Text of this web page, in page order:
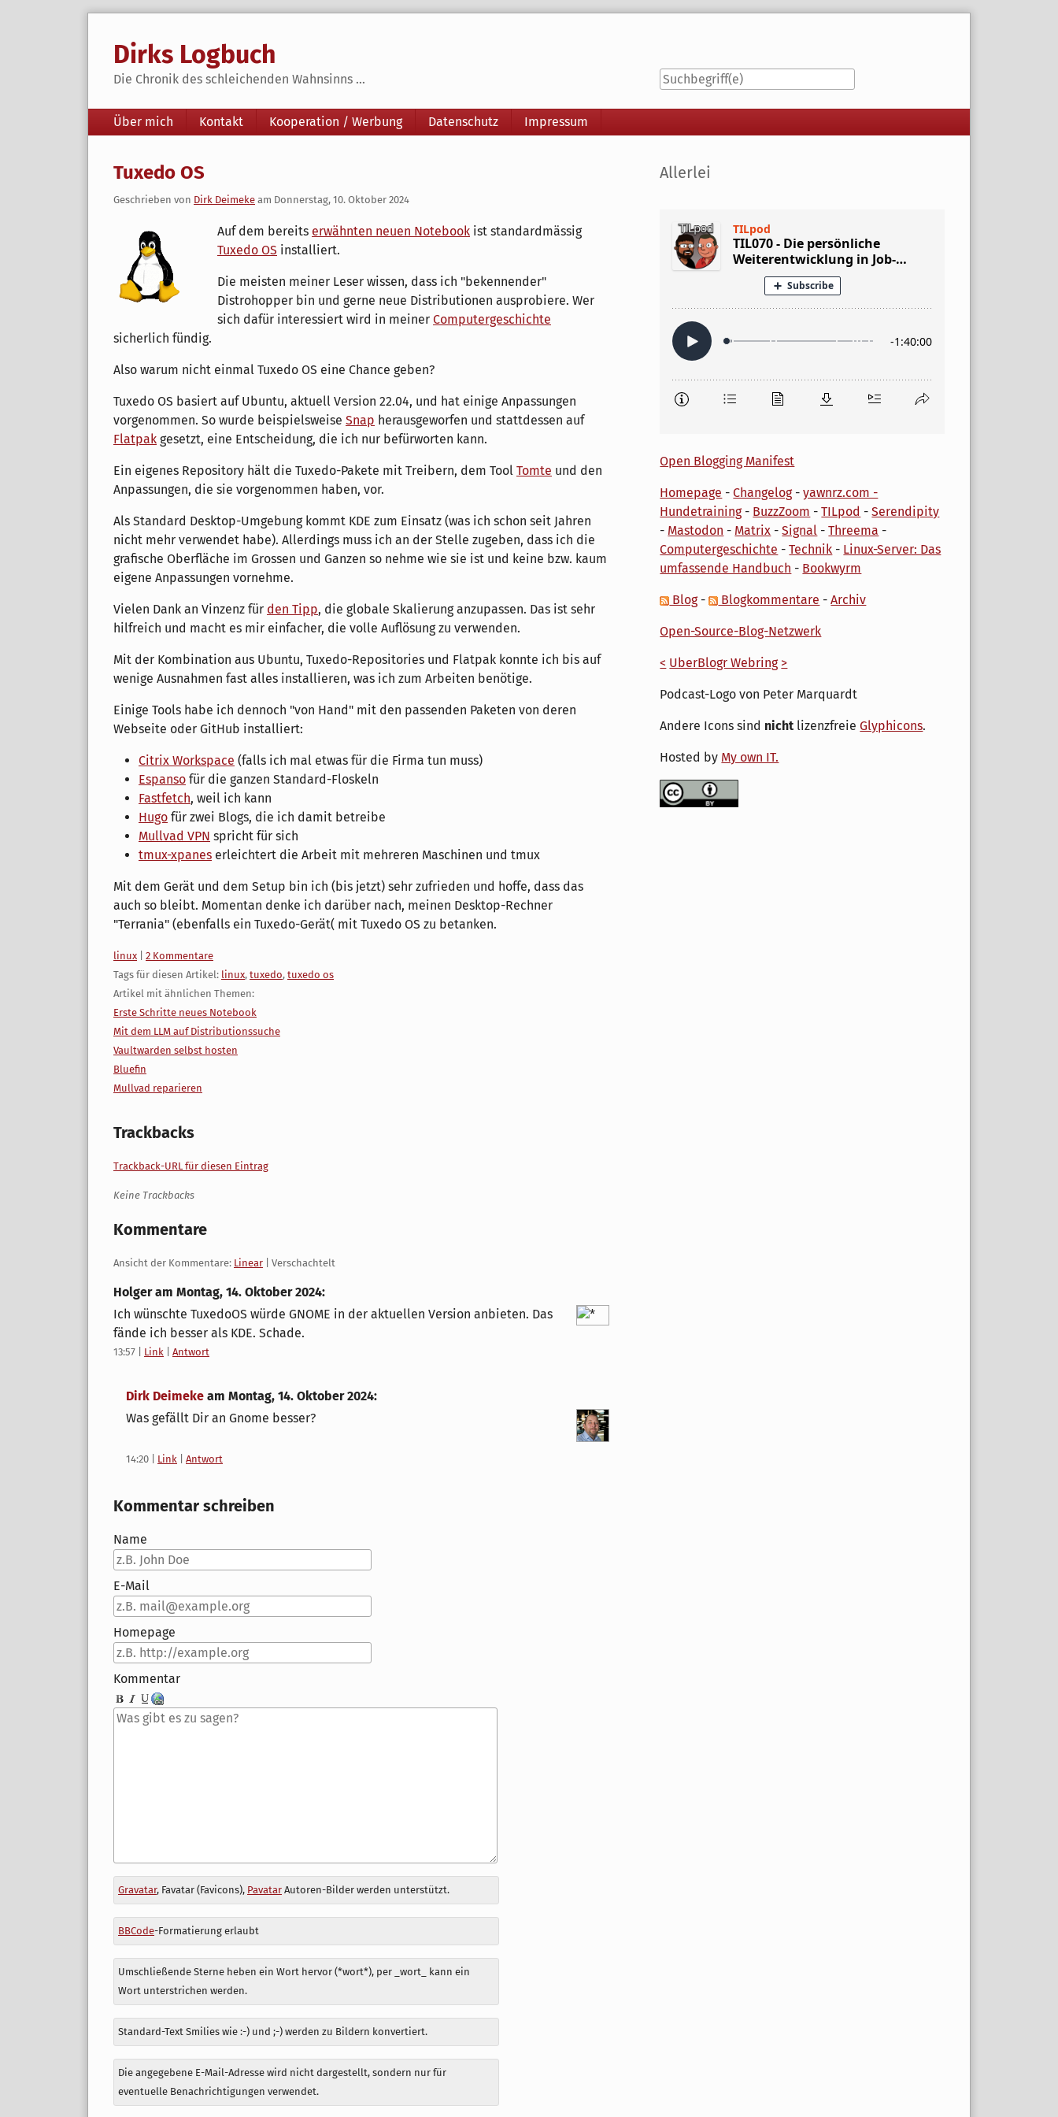
Dirks Logbuch
Die Chronik des schleichenden Wahnsinns ...
Navigation
Über mich Kontakt Kooperation / Werbung Datenschutz Impressum
Tuxedo OS
Geschrieben von Dirk Deimeke am Donnerstag, 10. Oktober 2024
Auf dem bereits erwähnten neuen Notebook ist standardmässig
Tuxedo OS installiert.
Die meisten meiner Leser wissen, dass ich "bekennender"
Distrohopper bin und gerne neue Distributionen ausprobiere. Wer
sich dafür interessiert wird in meiner Computergeschichte
sicherlich fündig.
Also warum nicht einmal Tuxedo OS eine Chance geben?
Tuxedo OS basiert auf Ubuntu, aktuell Version 22.04, und hat einige Anpassungen
vorgenommen. So wurde beispielsweise Snap herausgeworfen und stattdessen auf
Flatpak gesetzt, eine Entscheidung, die ich nur befürworten kann.
Ein eigenes Repository hält die Tuxedo-Pakete mit Treibern, dem Tool Tomte und den
Anpassungen, die sie vorgenommen haben, vor.
Als Standard Desktop-Umgebung kommt KDE zum Einsatz (was ich schon seit Jahren
nicht mehr verwendet habe). Allerdings muss ich an der Stelle zugeben, dass ich die
grafische Oberfläche im Grossen und Ganzen so nehme wie sie ist und keine bzw. kaum
eigene Anpassungen vornehme.
Vielen Dank an Vinzenz für den Tipp, die globale Skalierung anzupassen. Das ist sehr
hilfreich und macht es mir einfacher, die volle Auflösung zu verwenden.
Mit der Kombination aus Ubuntu, Tuxedo-Repositories und Flatpak konnte ich bis auf
wenige Ausnahmen fast alles installieren, was ich zum Arbeiten benötige.
Einige Tools habe ich dennoch "von Hand" mit den passenden Paketen von deren
Webseite oder GitHub installiert:
Citrix Workspace (falls ich mal etwas für die Firma tun muss)
Espanso für die ganzen Standard-Floskeln
Fastfetch, weil ich kann
Hugo für zwei Blogs, die ich damit betreibe
Mullvad VPN spricht für sich
tmux-xpanes erleichtert die Arbeit mit mehreren Maschinen und tmux
Mit dem Gerät und dem Setup bin ich (bis jetzt) sehr zufrieden und hoffe, dass das
auch so bleibt. Momentan denke ich darüber nach, meinen Desktop-Rechner
"Terrania" (ebenfalls ein Tuxedo-Gerät( mit Tuxedo OS zu betanken.
Kategorien:
linux
2 Kommentare
Tags für diesen Artikel: linux, tuxedo, tuxedo os
Artikel mit ähnlichen Themen:
Erste Schritte neues Notebook
Mit dem LLM auf Distributionssuche
Vaultwarden selbst hosten
Bluefin
Mullvad reparieren
Trackbacks
Trackback-URL für diesen Eintrag
Keine Trackbacks
Kommentare
Ansicht der Kommentare: Linear | Verschachtelt
Holger am Montag, 14. Oktober 2024:
Ich wünschte TuxedoOS würde GNOME in der aktuellen Version anbieten. Das
fände ich besser als KDE. Schade.
13:57 Link Antwort
Dirk Deimeke am Montag, 14. Oktober 2024:
Was gefällt Dir an Gnome besser?
14:20 Link Antwort
Kommentar schreiben
Name
E-Mail
Homepage
Kommentar
Antwort
zu
Gravatar, Favatar (Favicons), PavatarAutoren-Bilder werden unterstützt.
BBCode-Formatierung erlaubt
Umschließende Sterne heben ein Wort hervor (*wort*), per _wort_ kann ein
Wort unterstrichen werden.
Standard-Text Smilies wie :-) und ;-) werden zu Bildern konvertiert.
Die angegebene E-Mail-Adresse wird nicht dargestellt, sondern nur für
eventuelle Benachrichtigungen verwendet.
Seitenleiste
Allerlei
Open Blogging Manifest
Homepage -Changelog-yawnrz.com -
Hundetraining- BuzzZoom -TILpod -Serendipity
- Mastodon - Matrix -Signal -Threema -
Computergeschichte -Technik - Linux-Server: Das
umfassende Handbuch - Bookwyrm
Blog- Blogkommentare -Archiv
Open-Source-Blog-Netzwerk
< UberBlogr Webring >
Podcast-Logo von Peter Marquardt
Andere Icons sind nicht lizenzfreieGlyphicons.
Hosted by My own IT.